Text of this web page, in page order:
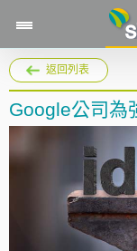
返回列表
Google公司為